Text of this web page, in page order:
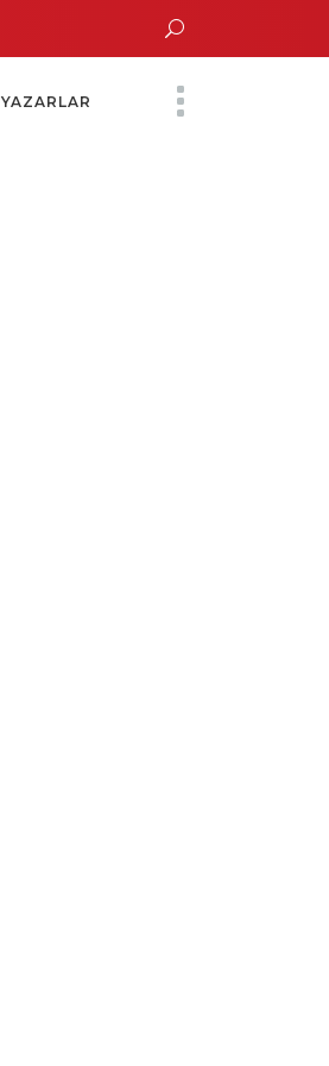
Yoko Ono Sergisi Özel Bir Davetle Açıldı
YAZARLAR